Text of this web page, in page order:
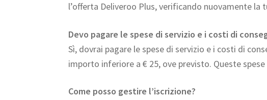
l’offerta Deliveroo Plus, verificando nuovamente la
Devo pagare le spese di servizio e i costi di
Sì, dovrai pagare le spese di servizio e i costi di
importo inferiore a € 25, ove previsto. Queste
Come posso gestire l’iscrizione?